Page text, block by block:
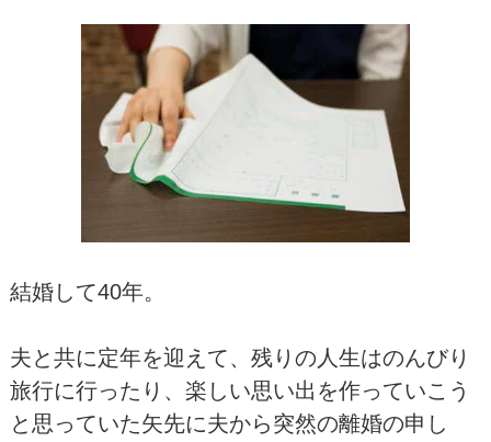
結婚して40年。
夫と共に定年を迎えて、残りの人生はのんびり
旅行に行ったり、楽しい思い出を作っていこう
と思っていた矢先に夫から突然の離婚の申し